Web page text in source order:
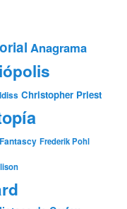
Anagrama
Christopher Priest
Fantascy Frederik Pohl